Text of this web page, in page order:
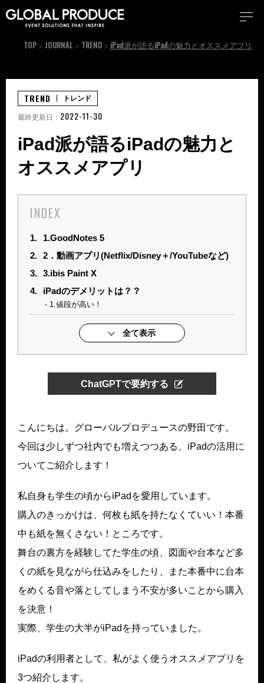
TOP JOURNAL TREND iPad派が語るiPadの魅力とオススメアプリ
iPad派が語るiPadの魅力と
オススメアプリ
INDEX
1.
1.GoodNotes 5
2. 2．動画アプリ(Netflix/Disney＋/YouTubeなど)
3. 3.ibis Paint X
4.
iPadのデメリットは？？
1.値段が高い！
全て表示
ChatGPTで要約する
こんにちは。グローバルプロデュースの野田です。
今回は少しずつ社内でも増えつつある、iPadの活用に
ついてご紹介します！
私自身も学生の頃からiPadを愛用しています。
購入のきっかけは、何枚も紙を持たなくていい！本番
中も紙を無くさない！ところです。
舞台の裏方を経験してた学生の頃、図面や台本など多
くの紙を見ながら仕込みをしたり、また本番中に台本
をめくる音や落としてしまう不安が多いことから購入
を決意！
実際、学生の大半がiPadを持っていました。
iPadの利用者として、私がよく使うオススメアプリを
3つ紹介します。
TREND トレンド
最終更新日： 2022-11-30